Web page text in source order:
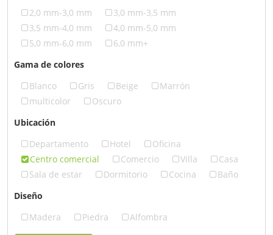
2,0 mm-3,0 mm
3,0 mm-3,5 mm
3,5 mm-4,0 mm
4,0 mm-5,0 mm
5,0 mm-6,0 mm
6,0 mm+
Gama de colores
Blanco
Gris Beige
Marrón
multicolor
Oscuro
Ubicación
Departamento
Hotel
Oficina
Centro comercial
Comercio Villa
Casa
Sala de estar
Dormitorio Cocina
Baño
Diseño
Madera
Piedra Alfombra